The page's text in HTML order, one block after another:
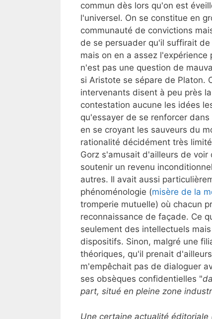
commun dès lors qu'on est
l'universel. On se constitue en
communauté de convictions
de se persuader qu'il suffirait
mais on en a assez
n'est pas une question de
si Aristote se sépare de Platon.
intervenants disent à peu près
contestation aucune les idées
qu'essayer de se renforcer
en se croyant les sauveurs du
rationalité décidément très
Gorz s'amusait d'ailleurs de
soutenir un revenu
autres. Il avait aussi
phénoménologie (misère de la
tromperie mutuelle) où chacun
reconnaissance de façade. Ce
seulement des intellectuels
dispositifs. Sinon, malgré une
théoriques, qu'il prenait
m'empêchait pas de dialoguer
ses obsèques confidentielles "
part, situé en pleine zone
Une certaine actualité éditoriale